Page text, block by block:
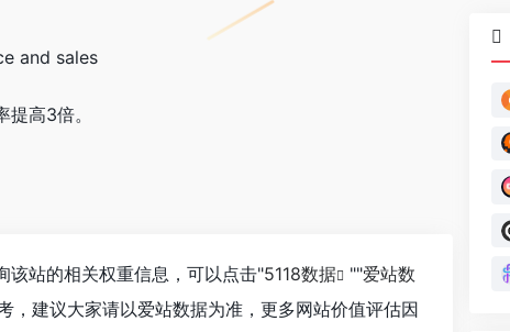
and sales
高3倍。
该站的相关权重信息，可以点击"5118数据 ""爱站数
，建议大家请以爱站数据为准，更多网站价值评估因